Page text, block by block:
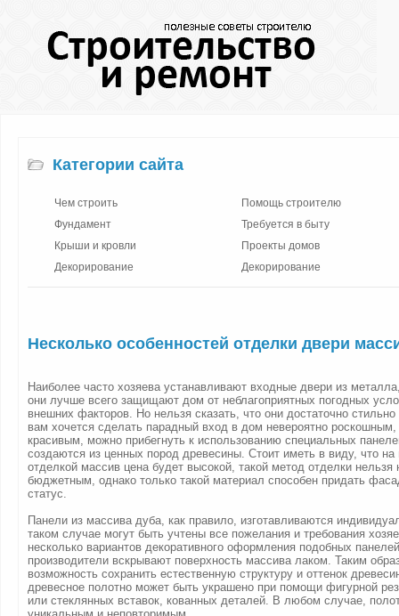
Категории сайта
Чем строить
Фундамент
Крыши и кровли
Декорирование
Помощь строителю
Требуется в быту
Проекты домов
Декорирование
Несколько особенностей отделки двери
Наиболее часто хозяева устанавливают входные двери из
они лучше всего защищают дом от неблагоприятных погодных
внешних факторов. Но нельзя сказать, что они достаточно
вам хочется сделать парадный вход в дом невероятно
красивым, можно прибегнуть к использованию специальных
создаются из ценных пород древесины. Стоит иметь в виду, что
отделкой массив цена будет высокой, такой метод отделки нельзя
бюджетным, однако только такой материал способен придать
статус.
Панели из массива дуба, как правило, изготавливаются
таком случае могут быть учтены все пожелания и требования
несколько вариантов декоративного оформления подобных
производители вскрывают поверхность массива лаком. Таким
возможность сохранить естественную структуру и оттенок
древесное полотно может быть украшено при помощи фигурной
или стеклянных вставок, кованных деталей. В любом случае,